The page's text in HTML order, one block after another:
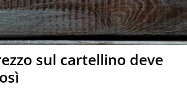
sul cartellino deve